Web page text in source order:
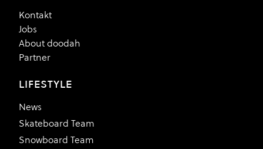
Kontakt
Jobs
About doodah
Partner
LIFESTYLE
News
Skateboard Team
Snowboard Team